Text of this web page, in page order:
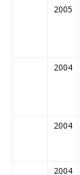
2005
2004
2004
2004